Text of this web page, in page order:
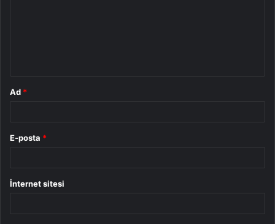
Ad *
E-posta *
İnternet sitesi